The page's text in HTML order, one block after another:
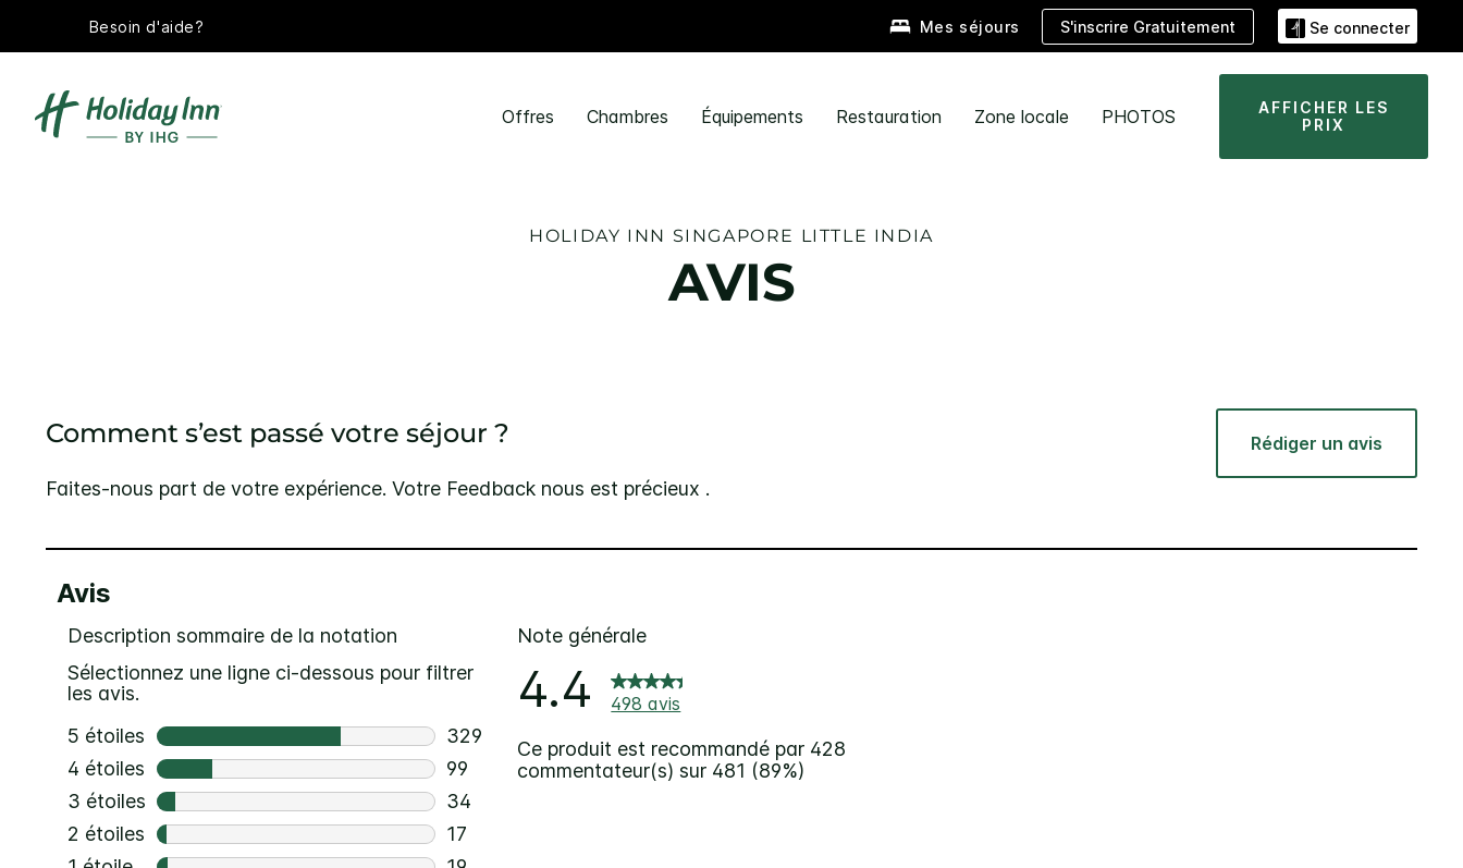
Besoin d'aide? Mes séjours S'inscrire Gratuitement Se connecter
Offres Chambres Équipements Restauration Zone locale PHOTOS
AFFICHER LES
PRIX
HOLIDAY INN SINGAPORE LITTLE INDIA
AVIS
Comment s’est passé votre séjour ?
Faites-nous part de votre expérience. Votre Feedback nous est précieux .
Rédiger un avis